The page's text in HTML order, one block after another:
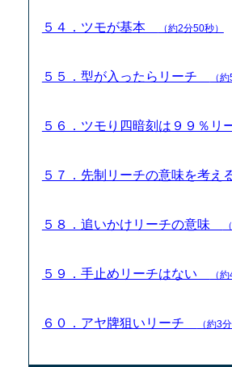
５４．ツモが基本 （約2分50秒）
５５．型が入ったらリーチ （
５６．ツモり四暗刻は９９％リ
５７．先制リーチの意味を考え
５８．追いかけリーチの意味
５９．手止めリーチはない （
６０．アヤ牌狙いリーチ （約3